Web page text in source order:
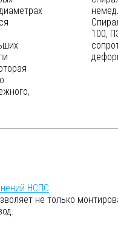
100,
НСПС
не только